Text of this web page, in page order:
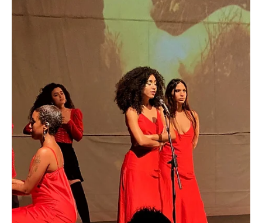
9 may 2023 1 min de lectura
Cuba
«El médico no sabe que existo», lenelis Delgado
denuncia falta de atención médica
📷 Ienelis Delgado en febrero de 2023 (Facebook/ Mambisa
Agramontina) ✍️ Redacción La activista Ienelis Delgado, conocida
en redes...